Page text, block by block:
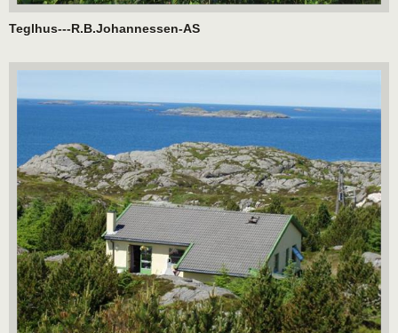
Teglhus---R.B.Johannessen-AS